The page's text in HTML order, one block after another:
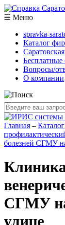
☰ Меню
spravka-
Каталог
Бесплатные
Вопросы/
О компании
Главная – Каталог
болезней СГМУ
СГМУ
улице